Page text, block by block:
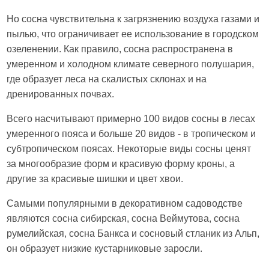
Но сосна чувствительна к загрязнению воздуха газами и
пылью, что ограничивает ее использование в городском
озеленении. Как правило, сосна распространена в
умеренном и холодном климате северного полушария,
где образует леса на скалистых склонах и на
дренированных почвах.
Всего насчитывают примерно 100 видов сосны в лесах
умеренного пояса и больше 20 видов - в тропическом и
субтропическом поясах. Некоторые виды сосны ценят
за многообразие форм и красивую форму кроны, а
другие за красивые шишки и цвет хвои.
Самыми популярными в декоративном садоводстве
являются сосна сибирская, сосна Веймутова, сосна
румелийская, сосна Банкса и сосновый стланик из Альп,
он образует низкие кустарниковые заросли.